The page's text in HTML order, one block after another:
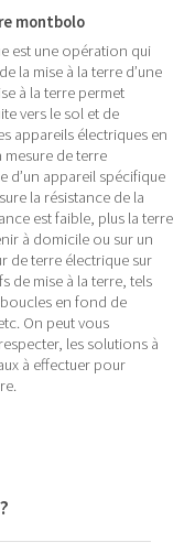
montbolo
est une opération qui
la mise à la terre d’une
à la terre permet
vers le sol et de
appareils électriques en
mesure de terre
d’un appareil spécifique
la résistance de la
est faible, plus la terre
à domicile ou sur un
de terre électrique sur
de mise à la terre, tels
en fond de
On peut vous
les solutions à
à effectuer pour